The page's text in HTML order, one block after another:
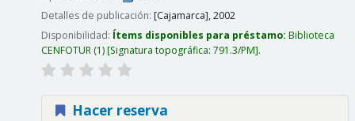
Detalles de publicación: [Cajamarca],2002
Disponibilidad: Ítems disponibles para préstamo: Biblioteca
CENFOTUR(1) Signatura topográfica: 791.3/PM .
Hacer reserva